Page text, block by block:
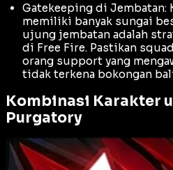
Gatekeeping di Jembatan:
memiliki banyak sungai
ujung jembatan adalah
di Free Fire. Pastikan
orang support yang
tidak terkena bokongan
Kombinasi Karakter
Purgatory